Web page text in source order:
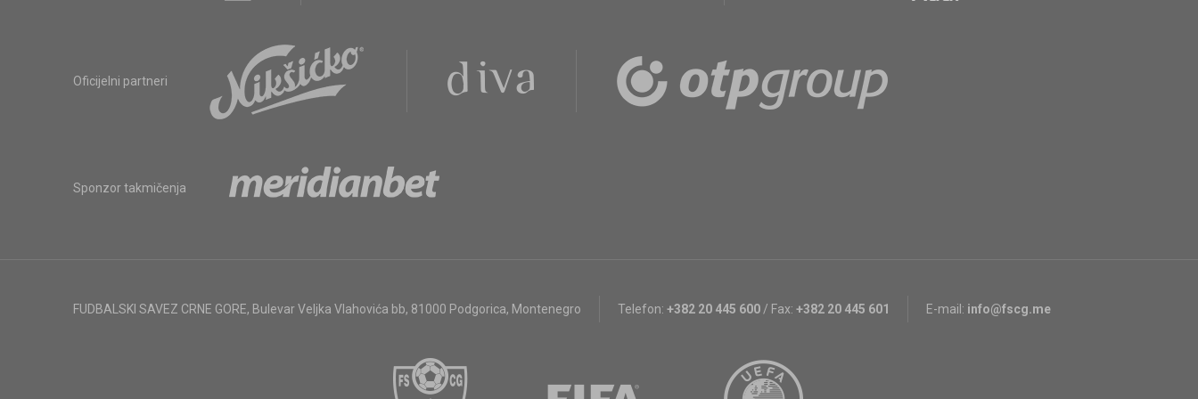
Oficijelni partneri
Sponzor takmičenja
FUDBALSKI SAVEZ CRNE GORE, Bulevar Veljka Vlahovića bb, 81000 Podgorica, Montenegro Telefon: +382 20 445 600 / Fax: +382 20 445 601 E-mail: info@fscg.me